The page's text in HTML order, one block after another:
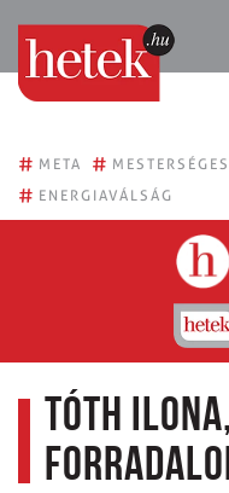
# META #
# ENERGIAVÁLSÁG
Tóth